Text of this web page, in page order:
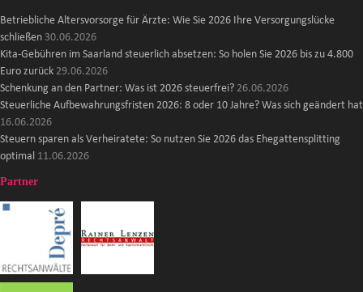
Betriebliche Altersvorsorge für Ärzte: Wie Sie 2026 Ihre Versorgungslücke
schließen 30.06.2026
Kita-Gebühren im Saarland steuerlich absetzen: So holen Sie 2026 bis zu 4.800
Euro zurück 29.06.2026
Schenkung an den Partner: Was ist 2026 steuerfrei? 26.06.2026
Steuerliche Aufbewahrungsfristen 2026: 8 oder 10 Jahre? Was sich geändert hat
16.06.2026
Steuern sparen als Verheiratete: So nutzen Sie 2026 das Ehegattensplitting
optimal 11.06.2026
Partner